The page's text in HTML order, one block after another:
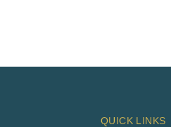
QUICK LINKS